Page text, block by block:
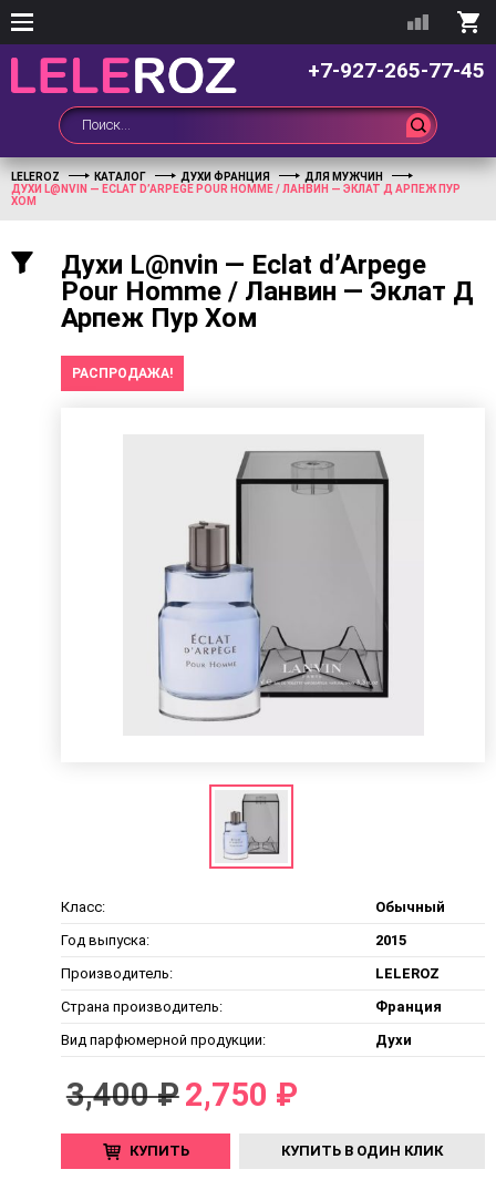
+7-927-265-77-45
LELEROZ КАТАЛОГ ДУХИ ФРАНЦИЯ
ДЛЯ МУЖЧИН
ДУХИ L@NVIN — ECLAT D’ARPEGE POUR HOMME / ЛАНВИН — ЭКЛАТ Д АРПЕЖ ПУР
ХОМ
Духи L@nvin — Eclat d’Arpege
Pour Homme / Ланвин — Эклат Д
Арпеж Пур Хом
РАСПРОДАЖА!
Класс:
Обычный
Год выпуска:
2015
Производитель:
LELEROZ
Страна производитель:
Франция
Вид парфюмерной продукции:
Духи
3,400 ₽2,750 ₽
КУПИТЬ КУПИТЬ В ОДИН КЛИК